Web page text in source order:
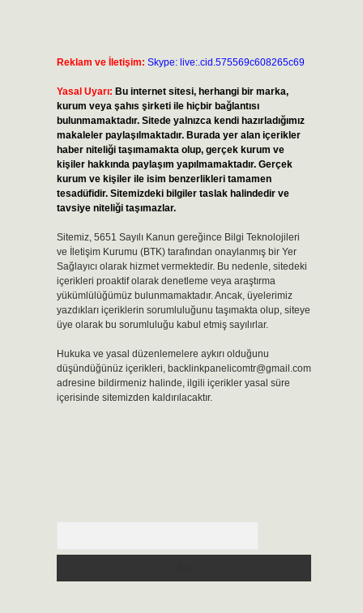
Reklam ve İletişim: Skype: live:.cid.575569c608265c69
Yasal Uyarı: Bu internet sitesi, herhangi bir marka,
kurum veya şahıs şirketi ile hiçbir bağlantısı
bulunmamaktadır. Sitede yalnızca kendi hazırladığımız
makaleler paylaşılmaktadır. Burada yer alan içerikler
haber niteliği taşımamakta olup, gerçek kurum ve
kişiler hakkında paylaşım yapılmamaktadır. Gerçek
kurum ve kişiler ile isim benzerlikleri tamamen
tesadüfidir. Sitemizdeki bilgiler taslak halindedir ve
tavsiye niteliği taşımazlar.
Sitemiz, 5651 Sayılı Kanun gereğince Bilgi Teknolojileri
ve İletişim Kurumu (BTK) tarafından onaylanmış bir Yer
Sağlayıcı olarak hizmet vermektedir. Bu nedenle, sitedeki
içerikleri proaktif olarak denetleme veya araştırma
yükümlülüğümüz bulunmamaktadır. Ancak, üyelerimiz
yazdıkları içeriklerin sorumluluğunu taşımakta olup, siteye
üye olarak bu sorumluluğu kabul etmiş sayılırlar.
Hukuka ve yasal düzenlemelere aykırı olduğunu
düşündüğünüz içerikleri, backlinkpanelicomtr@gmail.com
adresine bildirmeniz halinde, ilgili içerikler yasal süre
içerisinde sitemizden kaldırılacaktır.